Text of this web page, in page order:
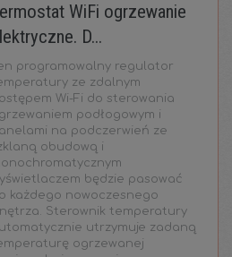
WiFi ogrzewanie
D...
programowalny regulator
ze zdalnym
Wi-Fi do sterowania
podłogowym i
na podczerwień ze
obudową i
będzie pasować
każdego nowoczesnego
Sterownik temperatury
utrzymuje zadaną
ogrzewanej